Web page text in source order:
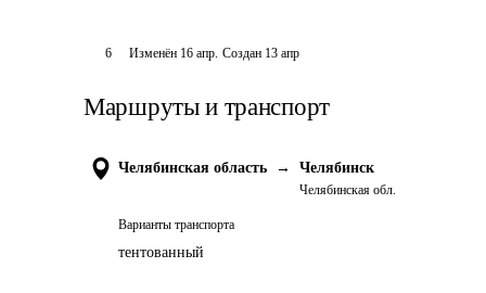
6 Изменён 16 апр. Создан 13 апр
Маршруты и транспорт
Челябинская область → Челябинск
Челябинская обл.
Варианты транспорта
тентованный